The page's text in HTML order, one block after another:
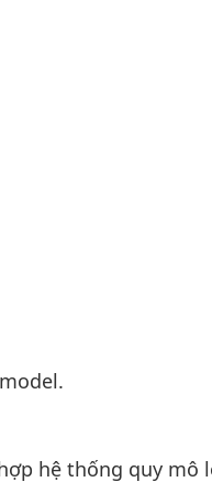
hệ thống quy mô